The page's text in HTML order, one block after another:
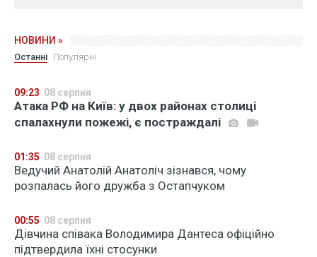
НОВИНИ »
Останні Популярні
09:23 08 серпня
Атака РФ на Київ: у двох районах столиці
спалахнули пожежі, є постраждалі
01:35 08 серпня
Ведучий Анатолій Анатоліч зізнався, чому
розпалась його дружба з Остапчуком
00:55 08 серпня
Дівчина співака Володимира Дантеса офіційно
підтвердила їхні стосунки